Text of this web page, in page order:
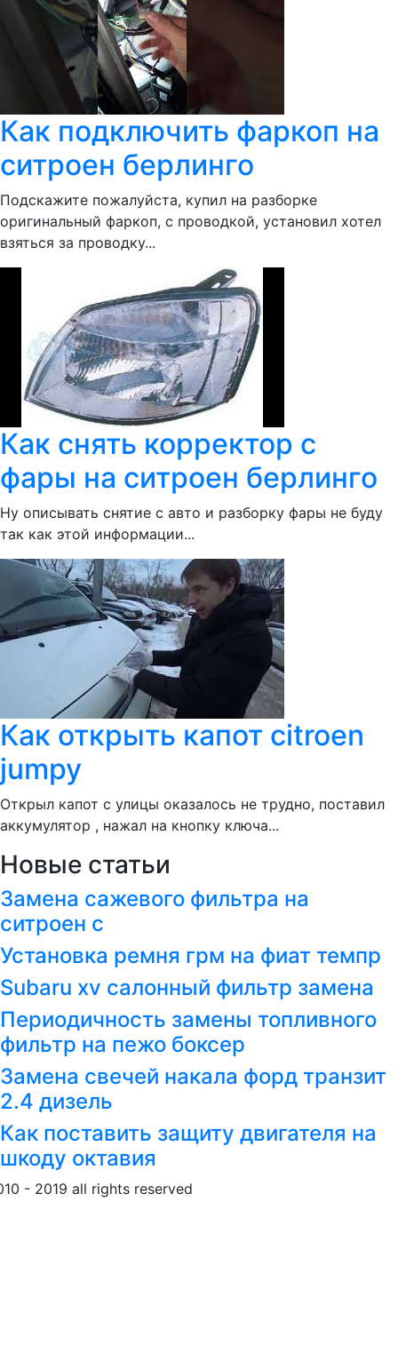
Как подключить фаркоп на
ситроен берлинго
Подскажите пожалуйста, купил на разборке
оригинальный фаркоп, с проводкой, установил хотел
взяться за проводку...
Как снять корректор с
фары на ситроен берлинго
Ну описывать снятие с авто и разборку фары не буду
так как этой информации...
Как открыть капот citroen
jumpy
Открыл капот с улицы оказалось не трудно, поставил
аккумулятор , нажал на кнопку ключа...
Новые статьи
Замена сажевого фильтра на
ситроен с
Установка ремня грм на фиат темпр
Subaru xv салонный фильтр замена
Периодичность замены топливного
фильтр на пежо боксер
Замена свечей накала форд транзит
2.4 дизель
Как поставить защиту двигателя на
шкоду октавия
- 2019 all rights reserved